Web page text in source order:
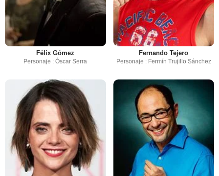
Félix Gómez
Personaje : Óscar Serra
Fernando Tejero
Personaje : Fermín Trujillo Sánchez